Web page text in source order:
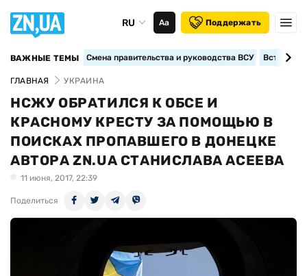
RU Аа Поддержать
ВАЖНЫЕ ТЕМЫ Смена правительства и руководства ВСУ
ГЛАВНАЯ УКРАИНА
НСЖУ ОБРАТИЛСЯ К ОБСЕ И
КРАСНОМУ КРЕСТУ ЗА ПОМОЩЬЮ В
ПОИСКАХ ПРОПАВШЕГО В ДОНЕЦКЕ
АВТОРА ZN.UA СТАНИСЛАВА АСЕЕВА
11 июня, 2017, 22:39
Поделиться